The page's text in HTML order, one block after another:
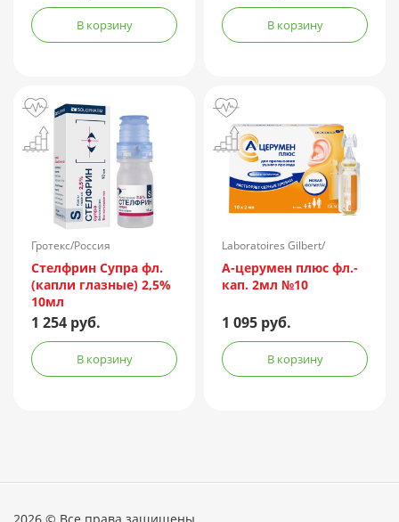
В корзину В корзину
Гротекс/Россия
Стелфрин Супра фл.
(капли глазные) 2,5%
10мл
1 254 руб.
В корзину
Laboratoires Gilbert/
Франция
А-церумен плюс фл.-
кап. 2мл №10
1 095 руб.
В корзину